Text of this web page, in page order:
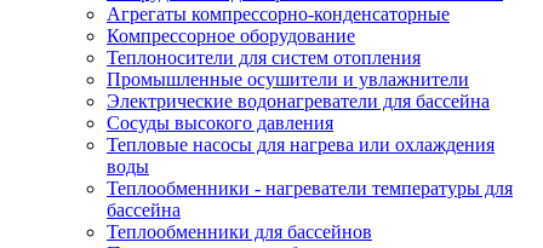
Агрегаты компрессорно-конденсаторные
Компрессорное оборудование
Теплоносители для систем отопления
Промышленные осушители и увлажнители
Электрические водонагреватели для бассейна
Сосуды высокого давления
Тепловые насосы для нагрева или охлаждения
воды
Теплообменники - нагреватели температуры для
бассейна
Теплообменники для бассейнов